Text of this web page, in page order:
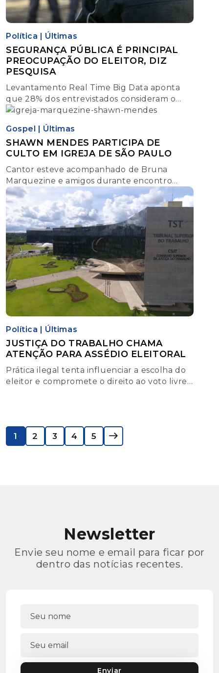
Política Últimas
SEGURANÇA PÚBLICA É PRINCIPAL
PREOCUPAÇÃO DO ELEITOR, DIZ
PESQUISA
Levantamento Real Time Big Data aponta
que 28% dos entrevistados consideram o
tema como prioridade na escolha para a
Gospel Últimas
SHAWN MENDES PARTICIPA DE
CULTO EM IGREJA DE SÃO PAULO
Cantor esteve acompanhado de Bruna
Marquezine e amigos durante encontro
religioso em São Caetano do Sul
Política Últimas
JUSTIÇA DO TRABALHO CHAMA
ATENÇÃO PARA ASSÉDIO ELEITORAL
Prática ilegal tenta influenciar a escolha do
eleitor e compromete o direito ao voto livre
1 2 3 4 5
Newsletter
Envie seu nome e email para ficar por
dentro das notícias recentes.
Enviar